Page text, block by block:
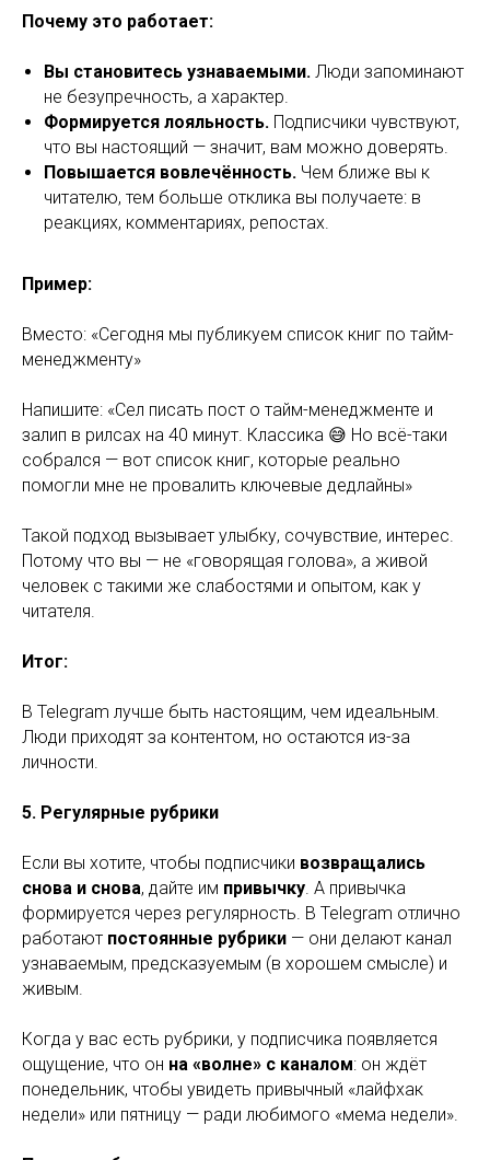
Почему это работает:
Вы становитесь узнаваемыми. Люди запоминают
не безупречность, а характер.
Формируется лояльность. Подписчики чувствуют,
что вы настоящий — значит, вам можно доверять.
Повышается вовлечённость. Чем ближе вы к
читателю, тем больше отклика вы получаете: в
реакциях, комментариях, репостах.
Пример:
Вместо: «Сегодня мы публикуем список книг по тайм-
менеджменту»
Напишите: «Сел писать пост о тайм-менеджменте и
залип в рилсах на 40 минут. Классика 😅 Но всё-таки
собрался — вот список книг, которые реально
помогли мне не провалить ключевые дедлайны»
Такой подход вызывает улыбку, сочувствие, интерес.
Потому что вы — не «говорящая голова», а живой
человек с такими же слабостями и опытом, как у
читателя.
Итог:
В Telegram лучше быть настоящим, чем идеальным.
Люди приходят за контентом, но остаются из-за
личности.
5. Регулярные рубрики
Если вы хотите, чтобы подписчики возвращались
снова и снова, дайте им привычку. А привычка
формируется через регулярность. В Telegram отлично
работают постоянные рубрики — они делают канал
узнаваемым, предсказуемым (в хорошем смысле) и
живым.
Когда у вас есть рубрики, у подписчика появляется
ощущение, что он на «волне» с каналом: он ждёт
понедельник, чтобы увидеть привычный «лайфхак
недели» или пятницу — ради любимого «мема недели».